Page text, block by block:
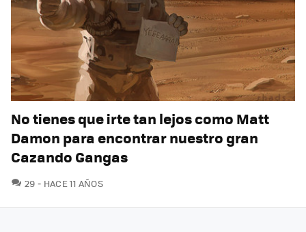
No tienes que irte tan lejos como Matt
Damon para encontrar nuestro gran
Cazando Gangas
29 COMENTARIOS
HACE 11 AÑOS